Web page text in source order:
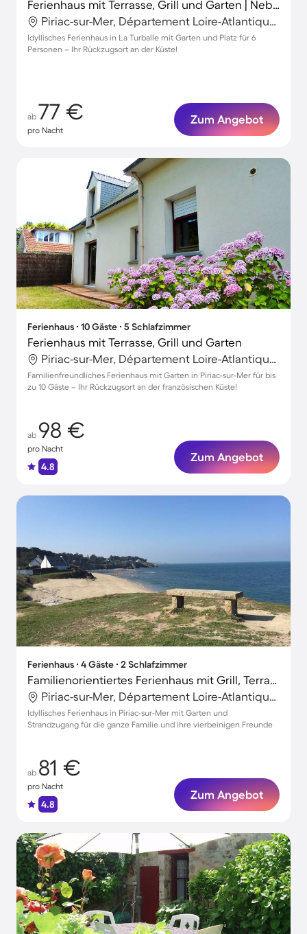
Ferienhaus mit Terrasse, Grill und Garten | Neben dem Strand
Piriac-sur-Mer, Département Loire-Atlantique, Frankreich
Idyllisches Ferienhaus in La Turballe mit Garten und Platz für 6
Personen – Ihr Rückzugsort an der Küste!
ab 77 €
pro Nacht
Zum Angebot
Ferienhaus ∙ 10 Gäste ∙ 5 Schlafzimmer
Ferienhaus mit Terrasse, Grill und Garten
Piriac-sur-Mer, Département Loire-Atlantique, Frankreich
Familienfreundliches Ferienhaus mit Garten in Piriac-sur-Mer für bis
zu 10 Gäste – Ihr Rückzugsort an der französischen Küste!
ab 98 €
pro Nacht
4.8
Zum Angebot
Ferienhaus ∙ 4 Gäste ∙ 2 Schlafzimmer
Familienorientiertes Ferienhaus mit Grill, Terrasse und Garten | Strand in der Nähe | Haustiere sind willkommen
Piriac-sur-Mer, Département Loire-Atlantique, Frankreich
Idyllisches Ferienhaus in Piriac-sur-Mer mit Garten und
Strandzugang für die ganze Familie und ihre vierbeinigen Freunde
ab 81 €
pro Nacht
4.8
Zum Angebot